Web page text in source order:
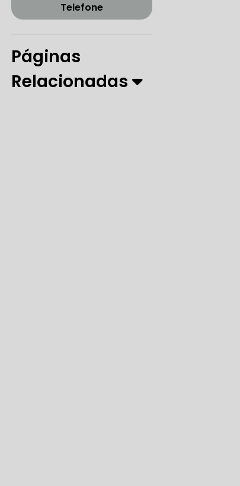
DENTADA ZONA SUL
HIDRÁULICA
DE FREIO
Telefone
Páginas
Relacionadas